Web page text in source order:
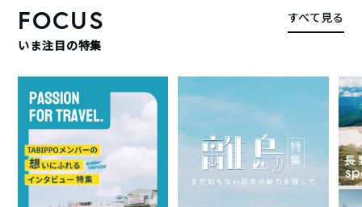
FOCUS
いま注目の特集
すべて見る